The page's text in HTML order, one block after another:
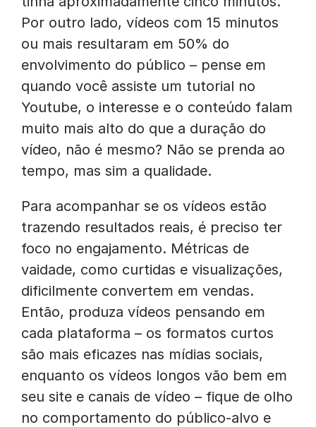
Por outro lado, vídeos com 15 minutos
ou mais resultaram em 50% do
envolvimento do público – pense em
quando você assiste um tutorial no
Youtube, o interesse e o conteúdo falam
muito mais alto do que a duração do
vídeo, não é mesmo? Não se prenda ao
tempo, mas sim a qualidade.
Para acompanhar se os vídeos estão
trazendo resultados reais, é preciso ter
foco no engajamento. Métricas de
vaidade, como curtidas e visualizações,
dificilmente convertem em vendas.
Então, produza vídeos pensando em
cada plataforma – os formatos curtos
são mais eficazes nas mídias sociais,
enquanto os vídeos longos vão bem em
seu site e canais de vídeo – fique de olho
no comportamento do público-alvo e